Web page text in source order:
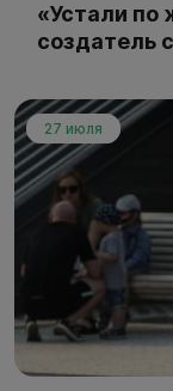
«Устали по
создатель
27 июля